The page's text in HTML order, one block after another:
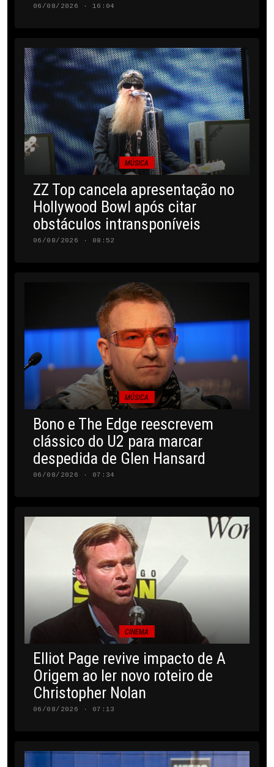
06/08/2026 · 16:04
MÚSICA
ZZ Top cancela apresentação no
Hollywood Bowl após citar
obstáculos intransponíveis
06/08/2026 · 08:52
MÚSICA
Bono e The Edge reescrevem
clássico do U2 para marcar
despedida de Glen Hansard
06/08/2026 · 07:34
CINEMA
Elliot Page revive impacto de A
Origem ao ler novo roteiro de
Christopher Nolan
06/08/2026 · 07:13